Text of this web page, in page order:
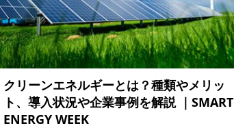
クリーンエネルギーとは？種類やメリッ
ト、導入状況や企業事例を解説 ｜SMART
ENERGY WEEK